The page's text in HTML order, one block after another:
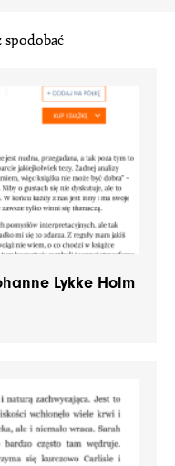
spodobać
Lykke Holm